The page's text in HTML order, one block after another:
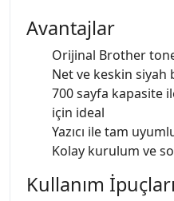
Avantajlar
Orijinal Brother
Net ve keskin siyah
700 sayfa kapasite
için ideal
Yazıcı ile tam
Kolay kurulum ve
Kullanım İpuçları